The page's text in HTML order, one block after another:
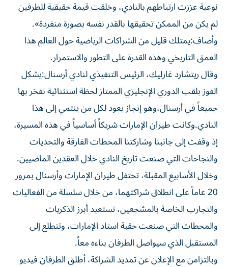
نوعية عززت ارتباطهم بالنادي، وخلقت قيمة حقيقية للطرفين
لم يكن من الممكن تحقيقها بالقدر نفسه بصورة منفردة».
وأضاف:يمتلك قليل من الشراكات الرياضية حول العالم هذا
العمق التاريخي وهذه القدرة على التطور والاستمرار.
وقال ريتشارد غارليك، الرئيس التنفيذي لنادي أرسنال:يشكل
الفوز بلقب الدوري الإنجليزي الممتاز لحظة استثنائية نفخر بها
جميعاً في أرسنال،وهو إنجاز يعود لكل من ينتمي إلى هذا
النادي.وكانت طيران الإمارات شريكاً أساسياً في هذه المسيرة،
إذ وقفت إلى جانبنا وشاركتنا المحطات الفارقة والتحديات
والنجاحات التي صنعت تاريخ النادي خلال العقدين الماضيين.
وخلال الأسابيع المقبلة، تحتفل طيران الإمارات وأرسنال بمرور
20 عاماً على انطلاق شراكتهما، من خلال سلسلة من الفعاليات
والتجارب الخاصة بالمشجعين، تستعيد أبرز الذكريات
والمحطات التي صنعت حقبة استاد الإمارات، وتتطلع إلى
المستقبل الذي سيواصل الطرفان بناءه معاً.
وبالتزامن مع الإعلان عن تمديد الشراكة، أطلق الطرفان فيديو